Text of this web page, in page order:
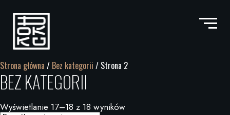
Strona główna / Bez kategorii / Strona 2
BEZ KATEGORII
Wyświetlanie 17–18 z 18 wyników